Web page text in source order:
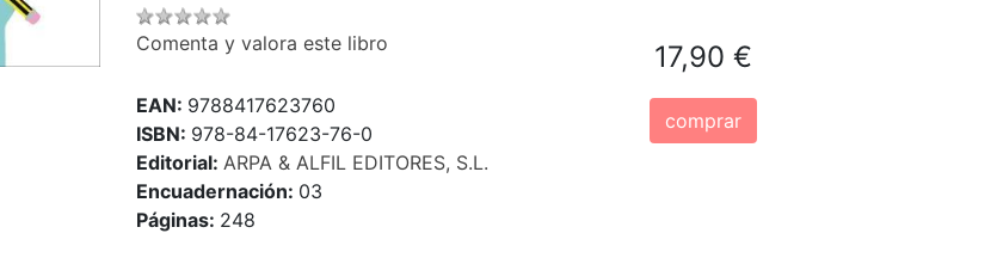
Comenta y valora este libro
EAN: 9788417623760
ISBN: 978-84-17623-76-0
Editorial:ARPA & ALFIL EDITORES, S.L.
Encuadernación: 03
Páginas: 248
17,90 €
comprar